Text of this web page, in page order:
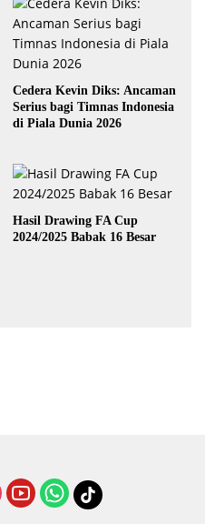
Cedera Kevin Diks: Ancaman
Serius bagi Timnas Indonesia
di Piala Dunia 2026
Hasil Drawing FA Cup
2024/2025 Babak 16 Besar